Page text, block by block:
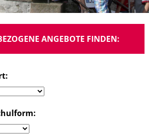
ANGEBOTE FINDEN: